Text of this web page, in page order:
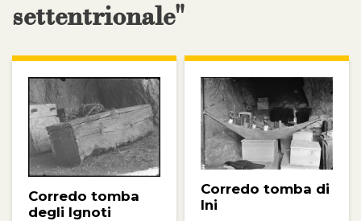
settentrionale"
Corredo tomba
degli Ignoti
Corredo tomba di
Ini